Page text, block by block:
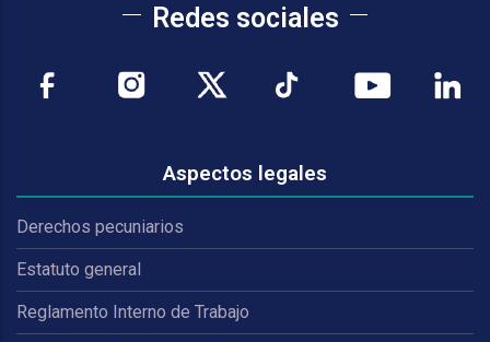
Redes sociales
Aspectos legales
Derechos pecuniarios
Estatuto general
Reglamento Interno de Trabajo